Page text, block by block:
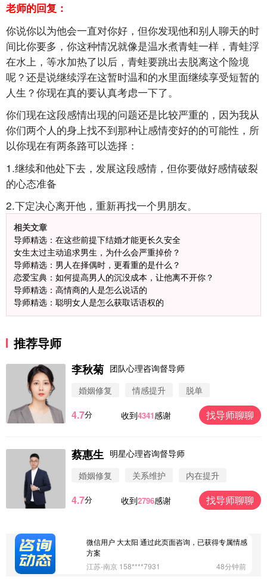
老师的回复：
你说你以为他会一直对你好，但你发现他和别人聊天的时
间比你要多，你这种情况就像是温水煮青蛙一样，青蛙浮
在水上，等水加热了以后，青蛙要跳出去脱离这个险境
呢？还是说继续浮在这暂时温和的水里面继续享受短暂的
人生？你现在真的要认真考虑一下了。
你们现在这段感情出现的问题还是比较严重的，因为我从
你们两个人的身上找不到那种让感情变好的的可能性，所
以你现在有两条路可以选择：
1.继续和他处下去，发展这段感情，但你要做好感情破裂
的心态准备
2.下定决心离开他，重新再找一个男朋友。
相关文章
导师精选：在这些前提下结婚才能更长久安全
女生太过主动追求男生，为什么会严重掉价？
导师精选：男人在择偶时，更看重的是什么？
恋爱宝典：如何提高男人的沉没成本，让他离不开你？
导师精选：高情商的人是怎么说话的
导师精选：聪明女人是怎么获取话语权的
推荐导师
李秋菊 团队心理咨询督导师
婚姻修复
情感提升 脱单
4.7分 收到4341感谢 找导师聊聊
蔡惠生 明星心理咨询督导师
婚姻修复
关系维护 内在提升
4.7分 收到2796感谢 找导师聊聊
微信用户 圆圈 通过此页面咨询，已获得专属情感方
案
微信用户 Vnno 通过此页面咨询，已获得专属情感方
微信用户 大太阳 通过此页面咨询，已获得专属情感
方案
江苏-南京 158****7931
48分钟前